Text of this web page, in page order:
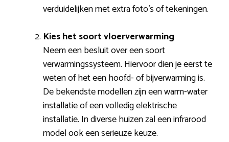
verduidelijken met extra foto’s of tekeningen.
Kies het soort vloerverwarming
Neem een besluit over een soort
verwarmingssysteem. Hiervoor dien je eerst te
weten of het een hoofd- of bijverwarming is.
De bekendste modellen zijn een warm-water
installatie of een volledig elektrische
installatie. In diverse huizen zal een infrarood
model ook een serieuze keuze.